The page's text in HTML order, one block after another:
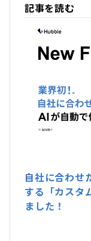
記事を読む
自社に合わせ
する「カスタ
ました！